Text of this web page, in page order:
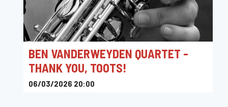
BEN VANDERWEYDEN QUARTET -
THANK YOU, TOOTS!
06/03/2026 20:00